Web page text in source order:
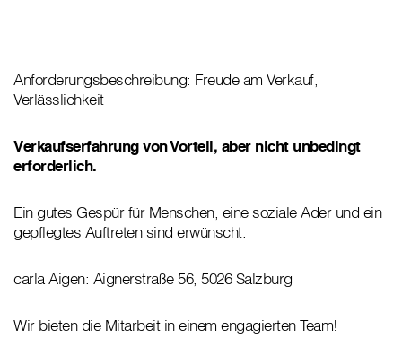
Anforderungsbeschreibung: Freude am Verkauf,
Verlässlichkeit
Verkaufserfahrung von Vorteil, aber nicht unbedingt
erforderlich.
Ein gutes Gespür für Menschen, eine soziale Ader und ein
gepflegtes Auftreten sind erwünscht.
carla Aigen: Aignerstraße 56, 5026 Salzburg
Wir bieten die Mitarbeit in einem engagierten Team!